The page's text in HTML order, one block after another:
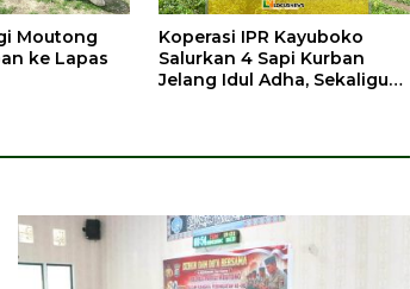
Moutong
ke Lapas
Koperasi IPR Kayuboko
Salurkan 4 Sapi Kurban
Jelang Idul Adha, Sekaligus